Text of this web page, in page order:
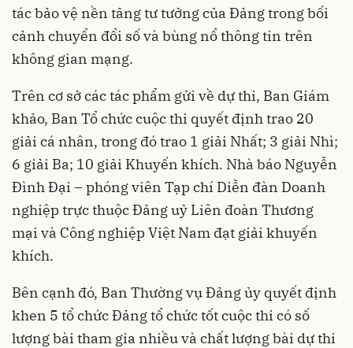
tác bảo vệ nền tảng tư tưởng của Đảng trong bối
cảnh chuyển đổi số và bùng nổ thông tin trên
không gian mạng.
Trên cơ sở các tác phẩm gửi về dự thi, Ban Giám
khảo, Ban Tổ chức cuộc thi quyết định trao 20
giải cá nhân, trong đó trao 1 giải Nhất; 3 giải Nhì;
6 giải Ba; 10 giải Khuyến khích. Nhà báo Nguyễn
Đình Đại – phóng viên Tạp chí Diễn đàn Doanh
nghiệp trực thuộc Đảng uỷ Liên đoàn Thương
mại và Công nghiệp Việt Nam đạt giải khuyến
khích.
Bên cạnh đó, Ban Thường vụ Đảng ủy quyết định
khen 5 tổ chức Đảng tổ chức tốt cuộc thi có số
lượng bài tham gia nhiều và chất lượng bài dự thi